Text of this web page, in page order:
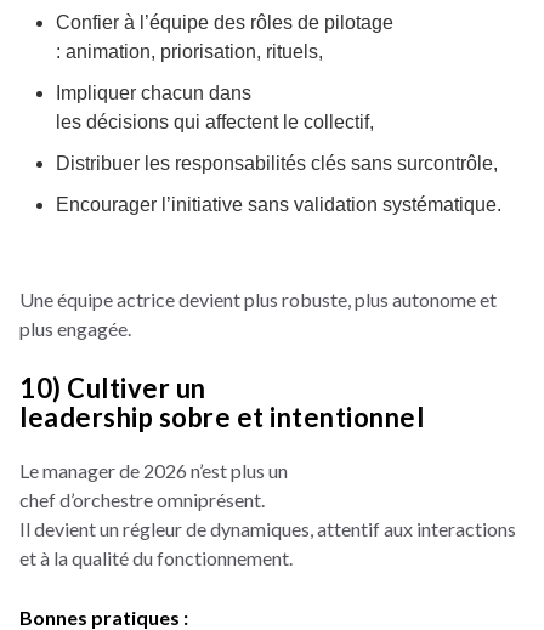
Confier à l’équipe des rôles de pilotage
: animation, priorisation, rituels,
Impliquer chacun dans
les décisions qui affectent le collectif,
Distribuer les responsabilités clés sans surcontrôle,
Encourager l’initiative sans validation systématique.
Une équipe actrice devient plus robuste, plus autonome et
plus engagée.
10) Cultiver un
leadership sobre et intentionnel
Le manager de 2026 n’est plus un
chef d’orchestre omniprésent.
Il devient un régleur de dynamiques, attentif aux interactions
et à la qualité du fonctionnement.
Bonnes pratiques :